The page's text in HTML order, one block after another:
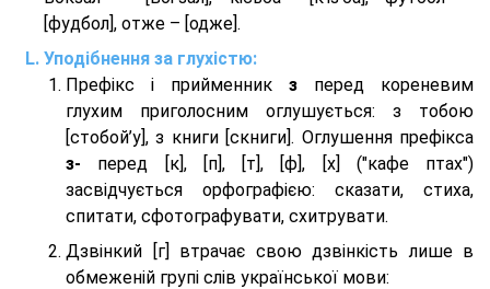
[фудбол], отже – [одже].
Уподібнення за глухістю:
Префікс і прийменник з перед кореневим
глухим приголосним оглушується: з тобою
[стобой’у], з книги [скниги]. Оглушення префікса
з- перед [к], [п], [т], [ф], [х] ("кафе птах")
засвідчується орфографією: сказати, стиха,
спитати, сфотографувати, схитрувати.
Дзвінкий [г] втрачає свою дзвінкість лише в
обмеженій групі слів української мови: